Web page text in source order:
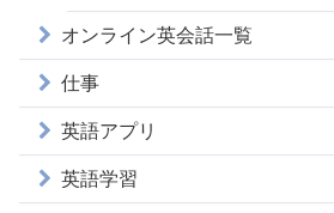
オンライン英会話一覧
仕事
英語アプリ
英語学習